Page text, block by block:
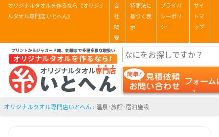
オリジナルタオルを作るなら《オリジナ
ルタオル専門店 いとへん》
会
社
概
要
特商法に
基づく表
示
プライバ
シーポリ
シー
サイ
トマ
ップ
オリジナルタオル専門店いとへん › 温泉･旅館･宿泊施設